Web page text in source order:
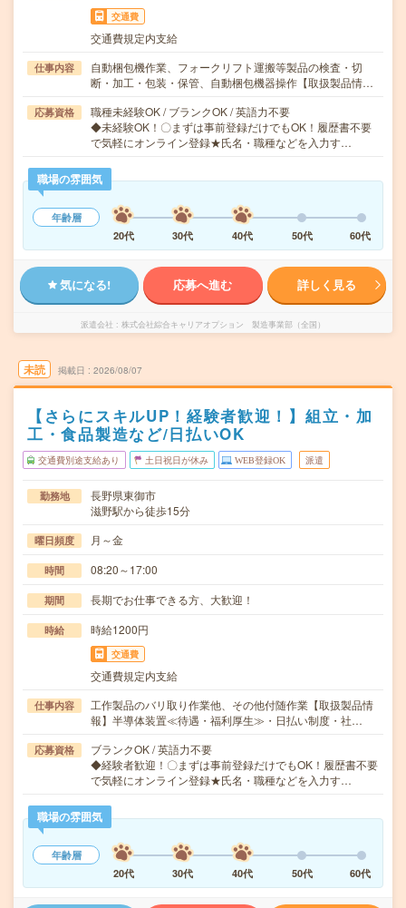
交通費
交通費規定内支給
仕事内容
自動梱包機作業、フォークリフト運搬等製品の検査・切
断・加工・包装・保管、自動梱包機器操作【取扱製品情…
応募資格
職種未経験OK / ブランクOK / 英語力不要
◆未経験OK！〇まずは事前登録だけでもOK！履歴書不要
で気軽にオンライン登録★氏名・職種などを入力す…
職場の雰囲気
年齢層
20代
30代 40代 50代 60代
気になる! 応募へ進む 詳しく見る
派遣会社 株式会社綜合キャリアオプション 製造事業部（全国）
未読 掲載日 2026/08/07
【さらにスキルUP！経験者歓迎！】組立・加
工・食品製造など/日払いOK
交通費別途支給あり 土日祝日が休み WEB登録OK 派遣
勤務地
長野県東御市
滋野駅から徒歩15分
曜日頻度 月～金
時間 08:20～17:00
期間 長期でお仕事できる方、大歓迎！
時給 時給1200円
交通費
交通費規定内支給
仕事内容
工作製品のバリ取り作業他、その他付随作業【取扱製品情
報】半導体装置≪待遇・福利厚生≫・日払い制度・社…
応募資格
ブランクOK / 英語力不要
◆経験者歓迎！〇まずは事前登録だけでもOK！履歴書不要
で気軽にオンライン登録★氏名・職種などを入力す…
職場の雰囲気
年齢層
20代
30代 40代 50代 60代